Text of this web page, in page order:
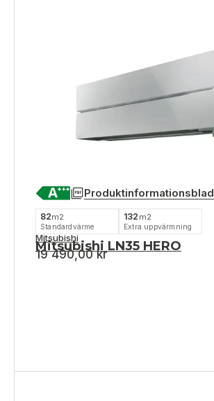
Produktinformationsblad
82m2
Standardvärme
132 m2
Extra uppvärmning
Mitsubishi
Mitsubishi LN35 HERO
19 490,00kr